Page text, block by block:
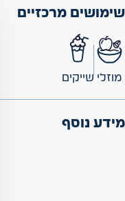
שימושים מרכזיים
מוזלי שייקים
מידע נוסף